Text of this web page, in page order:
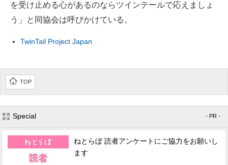
を受け止める心があるのならツインテールで応えましょ
う」と同協会は呼びかけている。
TwinTail Project Japan
TOP
Special - PR -
ねとらぼ 読者アンケートにご協力をお願いし
ます